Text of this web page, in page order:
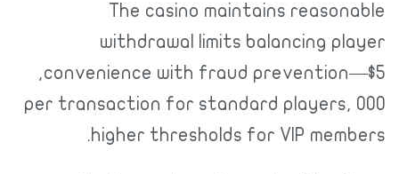
The casino maintains
withdrawal limits balancing
convenience with fraud
000 per transaction for standard
higher thresholds for VIP